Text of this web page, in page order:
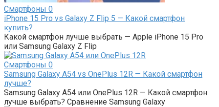
Смартфоны 0
i͏P͏hone 1͏5 Pro͏ vs G͏alaxy ͏Z ͏Flip 5͏ — Какой смартфон
купить?
͏Какой смартфон лучше выбрать — Apple i͏P͏hone 1͏5 Pro͏
или Samsung G͏alaxy ͏Z ͏Flip
Смартфоны 0
Samsung Galaxy A54 vs OnePlus 12R — Какой смартфон
лучше?
Samsung Galaxy A54 или OnePlus 12R — Какой смартфон
лучше выбрать? Сравнение Samsung Galaxy